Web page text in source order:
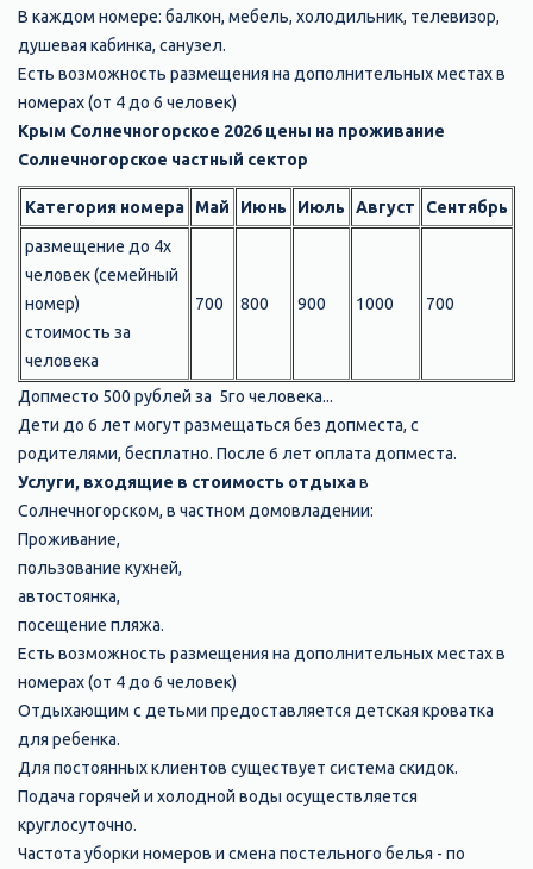
В каждом номере: балкон, мебель, холодильник, телевизор,
душевая кабинка, санузел.
Есть возможность размещения на дополнительных местах в
номерах (от 4 до 6 человек)
Крым Солнечногорское 2026 цены на проживание
Солнечногорское частный сектор
Категория номера Май Июнь Июль Август Сентябрь
размещение до 4х
человек (семейный
номер)
стоимость за
человека
700 800 900 1000 700
Допместо 500 рублей за 5го человека...
Дети до 6 лет могут размещаться без допместа, с
родителями, бесплатно. После 6 лет оплата допместа.
Услуги, входящие в стоимость отдыхав
Солнечногорском, в частном домовладении:
Проживание,
пользование кухней,
автостоянка,
посещение пляжа.
Есть возможность размещения на дополнительных местах в
номерах (от 4 до 6 человек)
Отдыхающим с детьми предоставляется детская кроватка
для ребенка.
Для постоянных клиентов существует система скидок.
Подача горячей и холодной воды осуществляется
круглосуточно.
Частота уборки номеров и смена постельного белья - по